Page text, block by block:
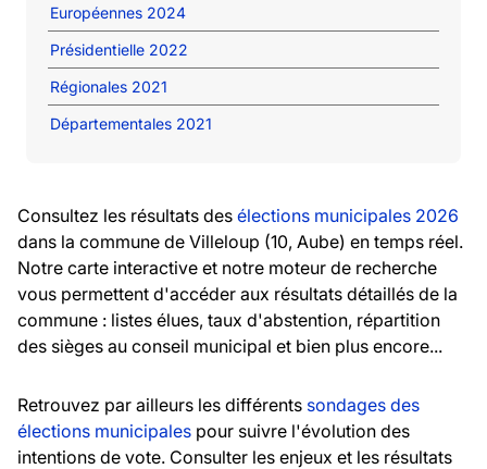
Européennes 2024
Présidentielle 2022
Régionales 2021
Départementales 2021
Consultez les résultats des élections municipales 2026
dans la commune de Villeloup (10, Aube) en temps réel.
Notre carte interactive et notre moteur de recherche
vous permettent d'accéder aux résultats détaillés de la
commune : listes élues, taux d'abstention, répartition
des sièges au conseil municipal et bien plus encore...
Retrouvez par ailleurs les différents sondages des
élections municipales pour suivre l'évolution des
intentions de vote. Consulter les enjeux et les résultats